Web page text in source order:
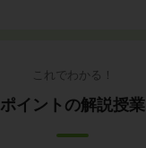
これでわかる！
ポイントの解説授業